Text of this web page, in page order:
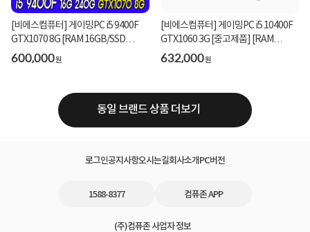
[비에스컴퓨터] 게이밍PC i5 9400F
GTX1070 8G [RAM 16GB/SSD
240GB]
600,000원
[비에스컴퓨터] 게이밍PC i5 10400F
GTX1060 3G [중고제품] [RAM
16GB/SSD 240GB]
632,000원
동일 브랜드 상품 더보기
로그인공지사항오시는길회사소개PC버전
1588-8377 컴퓨존 APP
(주)컴퓨존 사업자 정보